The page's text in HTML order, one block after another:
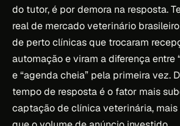
do tutor, é por demora na resposta.
real de mercado veterinário
de perto clínicas que trocaram
automação e viram a diferença entre
e “agenda cheia” pela primeira vez.
tempo de resposta é o fator mais
captação de clínica veterinária,